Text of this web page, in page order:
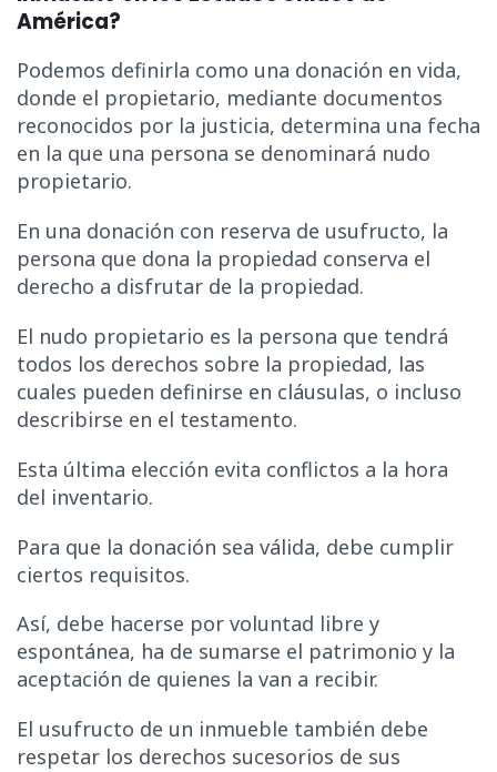
América?
Podemos definirla como una donación en vida,
donde el propietario, mediante documentos
reconocidos por la justicia, determina una fecha
en la que una persona se denominará nudo
propietario.
En una donación con reserva de usufructo, la
persona que dona la propiedad conserva el
derecho a disfrutar de la propiedad.
El nudo propietario es la persona que tendrá
todos los derechos sobre la propiedad, las
cuales pueden definirse en cláusulas, o incluso
describirse en el testamento.
Esta última elección evita conflictos a la hora
del inventario.
Para que la donación sea válida, debe cumplir
ciertos requisitos.
Así, debe hacerse por voluntad libre y
espontánea, ha de sumarse el patrimonio y la
aceptación de quienes la van a recibir.
El usufructo de un inmueble también debe
respetar los derechos sucesorios de sus